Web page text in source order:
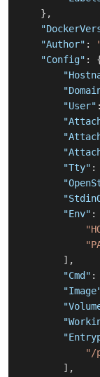
} ,
"Author" :
"Config" :
"User" :
"Tty" :
"Env" :
] ,
"Cmd" :
"/
] ,